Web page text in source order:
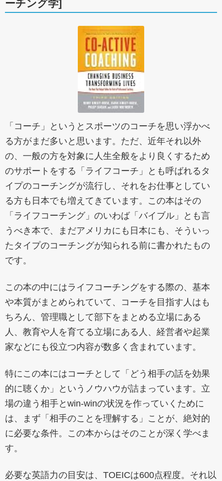
ーチング学]
「コーチ」というとスポーツのコーチを思い浮かべ
る方がまだ多いと思います。ただ、近年それ以外
の、一般の方を対象に人生全般をより良くするため
のサポートをする「ライフコーチ」とも呼ばれるタ
イプのコーチングが流行し、それをお仕事としてい
る方も日本でも増えてきています。この本はその
「ライフコーチング」のいわば「バイブル」とも言
うべき本で、まだアメリカにも日本にも、そういっ
たタイプのコーチングが知られる前に書かれたもの
です。
この本の中にはライフコーチングをする際の、基本
や本質がまとめられていて、コーチを目指す人はも
ちろん、管理職として部下をまとめる立場にある
人、教育や人を育てる立場にある人、経営者や起業
家などにも役立つ内容が数多く含まれています。
特にこの本にはコーチとして「どう相手の話を効果
的に聴くか」というノウハウが詰まっています。立
場の違う相手とwin-winの状況を作っていくために
は、まず「相手のことを理解する」ことが、絶対的
に必要な条件。この本からはそのことが深く学べま
す。
必要な英語力の目安は、TOEICは600点程度。それ以